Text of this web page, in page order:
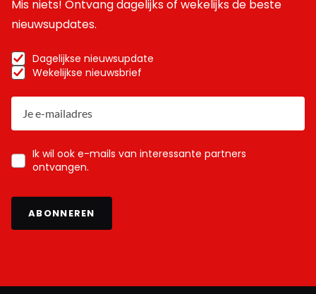
Mis niets! Ontvang dagelijks of wekelijks de beste
nieuwsupdates.
Dagelijkse nieuwsupdate
Wekelijkse nieuwsbrief
Ik wil ook e-mails van interessante partners
ontvangen.
ABONNEREN